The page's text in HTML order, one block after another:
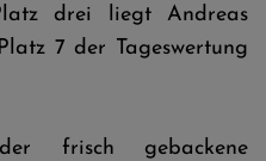
drei liegt Andreas
7 der Tageswertung
frisch gebackene